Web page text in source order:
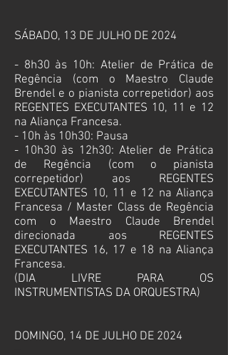
SÁBADO, 13 DE JULHO DE 2024
- 8h30 às 10h: Atelier de Prática de
Regência (com o Maestro Claude
Brendel e o pianista correpetidor) aos
REGENTES EXECUTANTES 10, 11 e 12
na Aliança Francesa.
- 10h às 10h30: Pausa
- 10h30 às 12h30: Atelier de Prática
de Regência (com o pianista
correpetidor) aos REGENTES
EXECUTANTES 10, 11 e 12 na Aliança
Francesa / Master Class de Regência
com o Maestro Claude Brendel
direcionada aos REGENTES
EXECUTANTES 16, 17 e 18 na Aliança
Francesa.
(DIA LIVRE PARA OS
INSTRUMENTISTAS DA ORQUESTRA)
​DOMINGO, 14 DE JULHO DE 2024